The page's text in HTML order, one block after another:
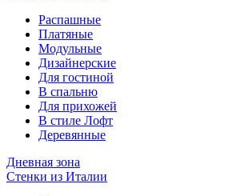
Распашные
Платяные
Модульные
Дизайнерские
Для гостиной
В спальню
Для прихожей
В стиле Лофт
Деревянные
Дневная зона
Стенки из Италии